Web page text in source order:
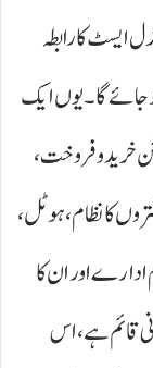
ایسٹ کا رابطہ
گا۔ یوں ایک
خرید و فروخت،
کا نظام، ہوٹل،
ادارے اور ان کا
قائم ہے، اس